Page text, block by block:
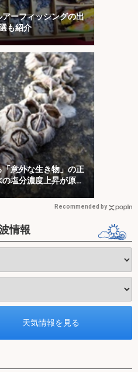
ーフィッシングの出
も紹介
意外な生き物」の正
塩分濃度上昇が原因
Recommended by
情報